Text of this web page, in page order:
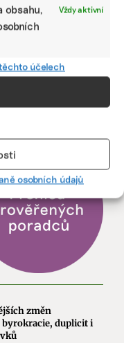
obsahu,
Vždy aktivní
účelech
osobních údajů
| dobrovolné vykazování
změn
byrokracie, duplicit i